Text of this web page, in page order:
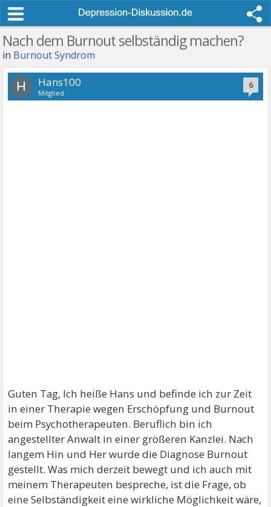
Nach dem Burnout selbständig machen?
in Burnout Syndrom
6
H Hans100
Mitglied
Guten Tag, Ich heiße Hans und befinde ich zur Zeit
in einer Therapie wegen Erschöpfung und Burnout
beim Psychotherapeuten. Beruflich bin ich
angestellter Anwalt in einer größeren Kanzlei. Nach
langem Hin und Her wurde die Diagnose Burnout
gestellt. Was mich derzeit bewegt und ich auch mit
meinem Therapeuten bespreche, ist die Frage, ob
eine Selbständigkeit eine wirkliche Möglichkeit wäre,